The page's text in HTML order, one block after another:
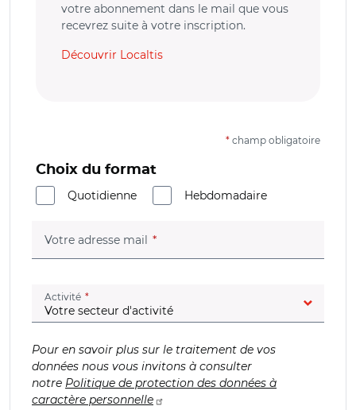
votre abonnement dans le mail que vous
recevrez suite à votre inscription.
Découvrir Localtis
* champ obligatoire
Choix du format
Quotidienne
Hebdomadaire
Votre adresse mail (champ obligatoire)
Activité (champ obligatoire)
Pour en savoir plus sur le traitement de vos
données nous vous invitons à consulter
notre Politique de protection des données à
caractère personnelle